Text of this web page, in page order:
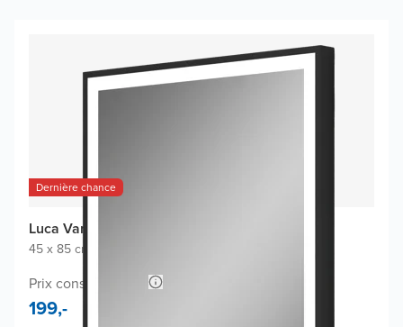
Dernière chance
Luca Varess Bridge miroir
45 x 85 cm
Prix conseillé 398,-
199,-